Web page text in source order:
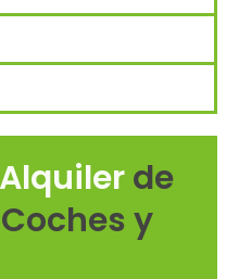
de
y